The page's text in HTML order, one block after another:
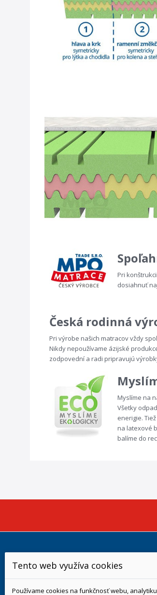
Pri
dosiahnuť
Česká rodinná
Pri výrobe našich matracov vždy
Nikdy nepoužívame ázijské
zodpovední a radi pripravujú
Myslíme na
Všetky
enerigie.
na latexové
balíme do
Informácie o e-shope
Tento web využíva cookies
Používame cookies na funkčnosť webu,